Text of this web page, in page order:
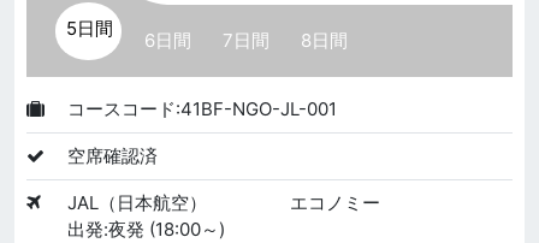
5日間
6日間 7日間 8日間
コースコード:41BF-NGO-JL-001
空席確認済
JAL（日本航空）
エコノミー
出発:夜発 (18:00～)